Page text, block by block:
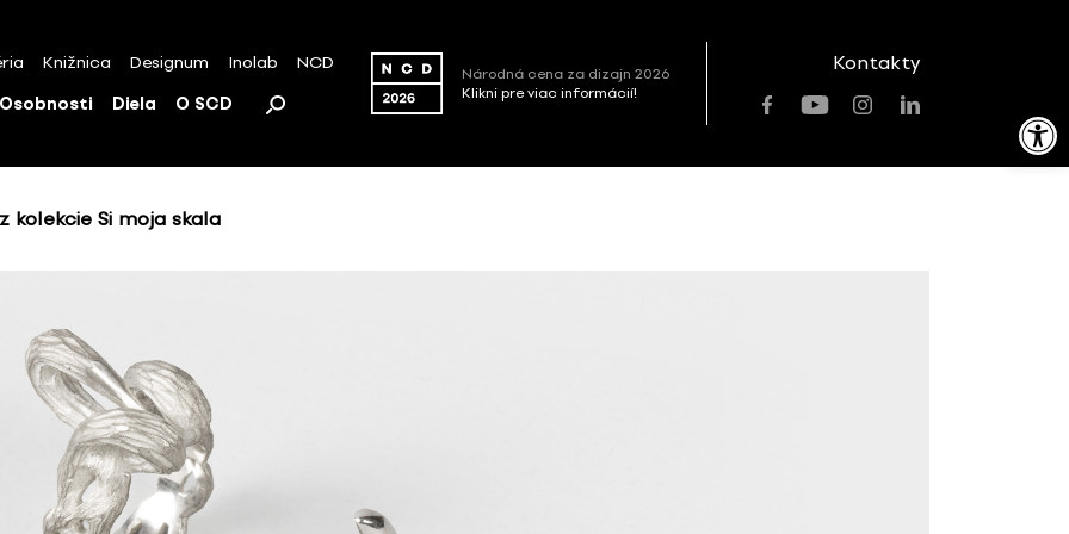
Open toolbar
Knižnica Designum Inolab NCD
Osobnosti Diela O SCD
Národná cena za dizajn 2026
Klikni pre viac informácií!
Kontakty
kolekcie Si moja skala